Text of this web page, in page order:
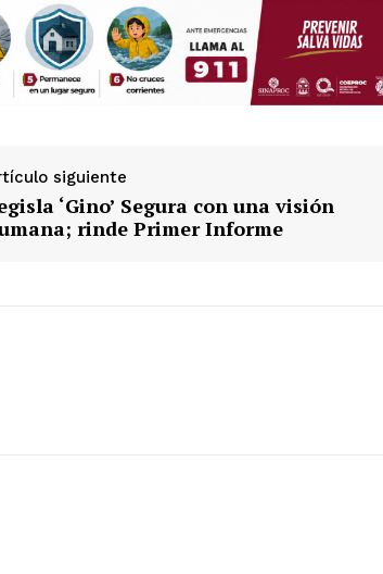
siguiente
‘Gino’ Segura con una visión
rinde Primer Informe